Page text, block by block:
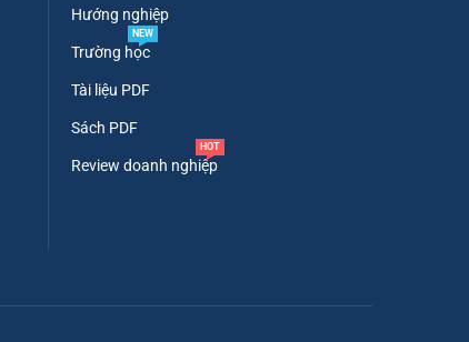
Hướng nghiệp
Trường học
NEW
Tài liệu PDF
Sách PDF
Review doanh nghiệp
HOT